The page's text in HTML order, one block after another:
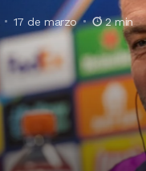
17 de marzo 2 min